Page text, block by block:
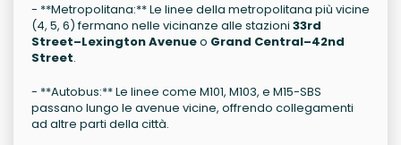
- **Metropolitana:** Le linee della metropolitana più vicine
(4, 5, 6) fermano nelle vicinanze alle stazioni 33rd
Street–Lexington Avenueo Grand Central–42nd
Street.
- **Autobus:** Le linee come M101, M103, e M15-SBS
passano lungo le avenue vicine, offrendo collegamenti
ad altre parti della città.